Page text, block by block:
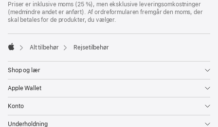
Priser er inklusive moms (25 %), men eksklusive leveringsomkostninger
(medmindre andet er anført). Af ordreformularen fremgår den moms, der
skal betales for de produkter, du vælger.
Alt tilbehør Rejsetilbehør
Shop og lær
Apple Wallet
Konto
Underholdning